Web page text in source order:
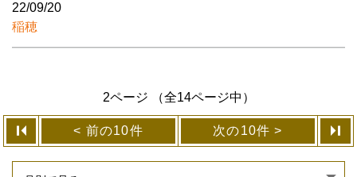
22/09/20
稲穂
2ページ （全14ページ中）
前の10件 次の10件